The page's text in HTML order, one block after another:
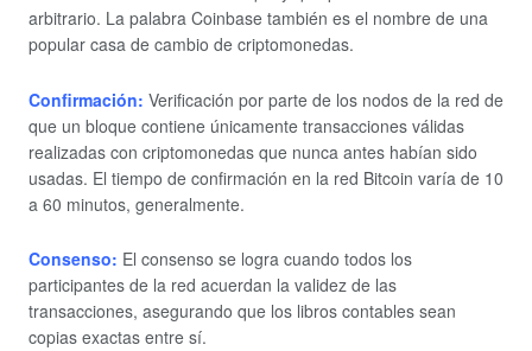
arbitrario. La palabra Coinbase también es el nombre de una
popular casa de cambio de criptomonedas.
Confirmación: Verificación por parte de los nodos de la red de
que un bloque contiene únicamente transacciones válidas
realizadas con criptomonedas que nunca antes habían sido
usadas. El tiempo de confirmación en la red Bitcoin varía de 10
a 60 minutos, generalmente.
Consenso: El consenso se logra cuando todos los
participantes de la red acuerdan la validez de las
transacciones, asegurando que los libros contables sean
copias exactas entre sí.